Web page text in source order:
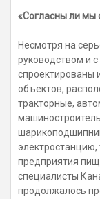
«Согласны ли мы
Несмотря на
руководством и
спроектированы
объектов,
тракторные,
электростанцию,
предприятия
специалисты
продолжалось